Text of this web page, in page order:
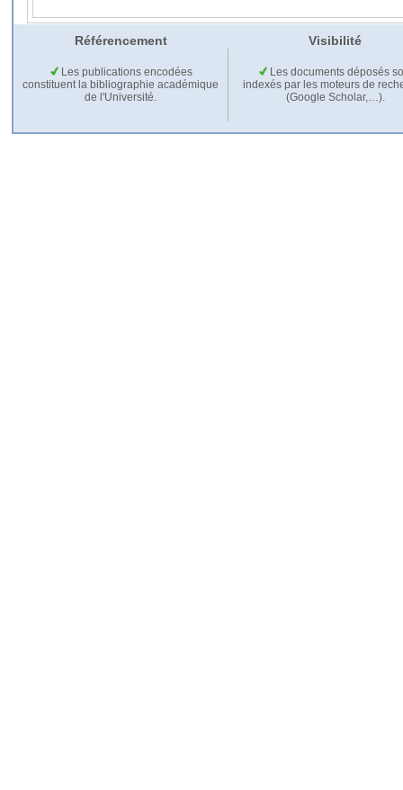
Référencement Visibilité
Les publications encodées
constituent la bibliographie académique
de l'Université.
Les documents déposés
indexés par les moteurs de
(Google Scholar,…).